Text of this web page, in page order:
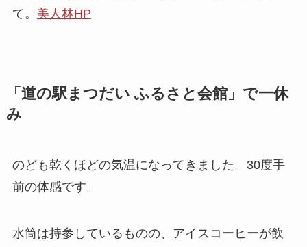
て。 美人林HP
「道の駅まつだい ふるさと会館」で一休
み
のども乾くほどの気温になってきました。30度手
前の体感です。
水筒は持参しているものの、アイスコーヒーが飲